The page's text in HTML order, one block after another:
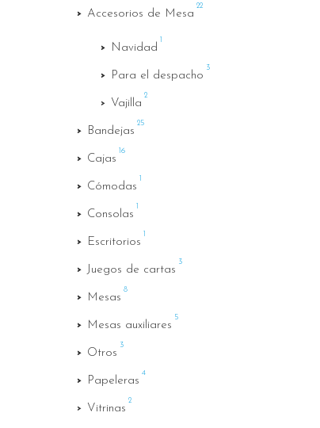
Accesorios de Mesa
22
Navidad
1
Para el despacho
3
Vajilla
2
Bandejas
25
Cajas
16
Cómodas
1
Consolas
1
Escritorios
1
Juegos de cartas
3
Mesas
8
Mesas auxiliares
5
Otros
3
Papeleras
4
Vitrinas
2